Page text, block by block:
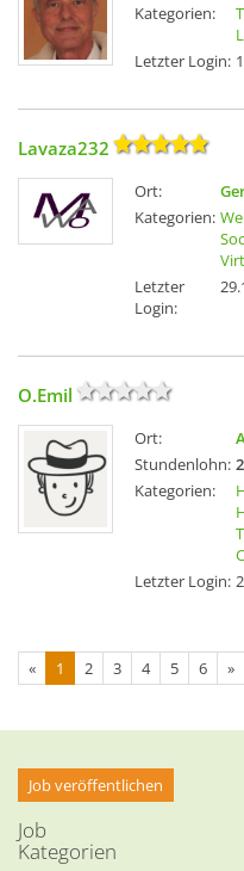
Kategorien:
Letzter Login:
Lavaza232
Ort:
Kategorien:
Letzter
Login:
O.Emil
Ort:
Stundenlohn:
Kategorien:
Letzter Login:
« 1 2 3 4 5 6 »
Job veröffentlichen
Job
Kategorien